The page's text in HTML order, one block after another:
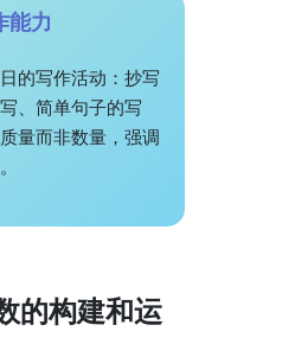
力
的写作活动：抄写
、简单句子的写
量而非数量，强调
的构建和运